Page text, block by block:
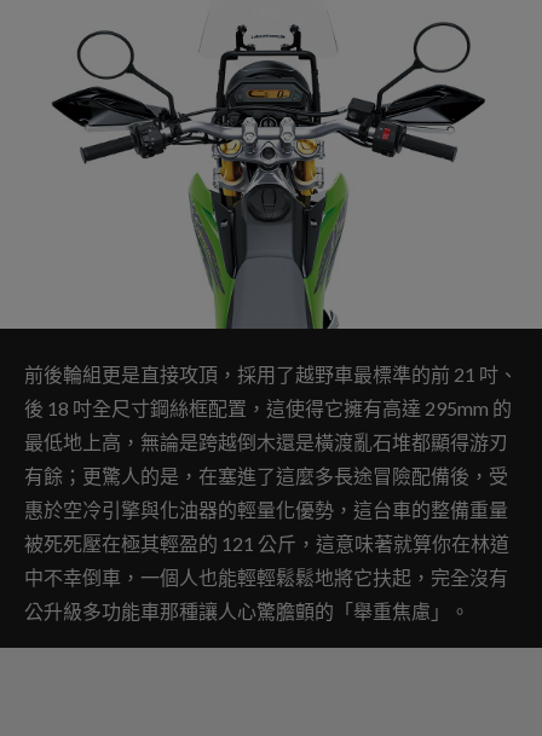
前後輪組更是直接攻頂，採用了越野車最標準的前 21 吋、
後 18 吋全尺寸鋼絲框配置，這使得它擁有高達 295mm 的
最低地上高，無論是跨越倒木還是橫渡亂石堆都顯得游刃
有餘；更驚人的是，在塞進了這麼多長途冒險配備後，受
惠於空冷引擎與化油器的輕量化優勢，這台車的整備重量
被死死壓在極其輕盈的 121 公斤，這意味著就算你在林道
中不幸倒車，一個人也能輕輕鬆鬆地將它扶起，完全沒有
公升級多功能車那種讓人心驚膽顫的「舉重焦慮」。